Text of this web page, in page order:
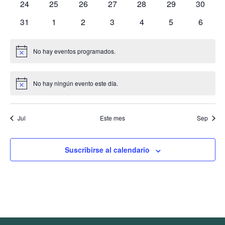
0
24
0
25
0
26
0
27
0
28
0
29
0
30
0
31
0
1
0
2
0
3
0
4
0
5
0
6
Aviso No hay eventos programados.
Aviso No hay ningún evento este día.
Jul Este mes Sep
Suscribirse al calendario